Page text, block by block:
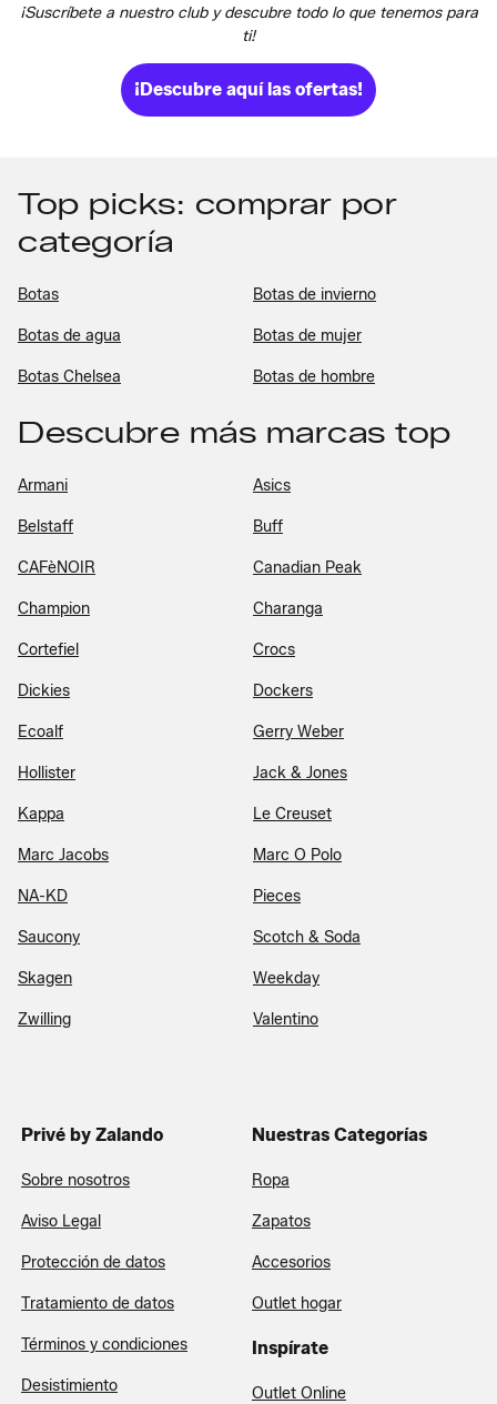
¡Suscríbete a nuestro club y descubre todo lo que tenemos para
ti!
¡Descubre aquí las ofertas!
Top picks: comprar por
categoría
Botas Botas de invierno
Botas de agua Botas de mujer
Botas Chelsea Botas de hombre
Descubre más marcas top
Armani Asics
Belstaff Buff
CAFèNOIR Canadian Peak
Champion Charanga
Cortefiel Crocs
Dickies Dockers
Ecoalf Gerry Weber
Hollister Jack & Jones
Kappa Le Creuset
Marc Jacobs Marc O Polo
NA-KD Pieces
Saucony Scotch & Soda
Skagen Weekday
Zwilling Valentino
Privé by Zalando
Sobre nosotros
Aviso Legal
Protección de datos
Tratamiento de datos
Términos y condiciones
Desistimiento
Nuestras Categorías
Ropa
Zapatos
Accesorios
Outlet hogar
Inspírate
Outlet Online